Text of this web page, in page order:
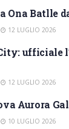
Ona Batlle
12 LUGLIO 2026
ufficiale
12 LUGLIO 2026
Aurora
10 LUGLIO 2026